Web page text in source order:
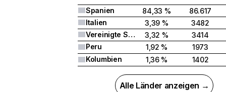
Spanien
84,33 %
86.617
Italien
3,39 %
3482
Vereinigte Staaten
3,32 %
3414
Peru
1,92 %
1973
Kolumbien
1,36 % 1402
Alle Länder anzeigen →